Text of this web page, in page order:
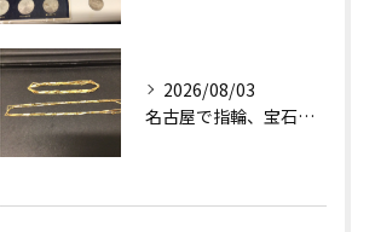
2026/08/03
名古屋で指輪、宝石買取なら当店で！！。